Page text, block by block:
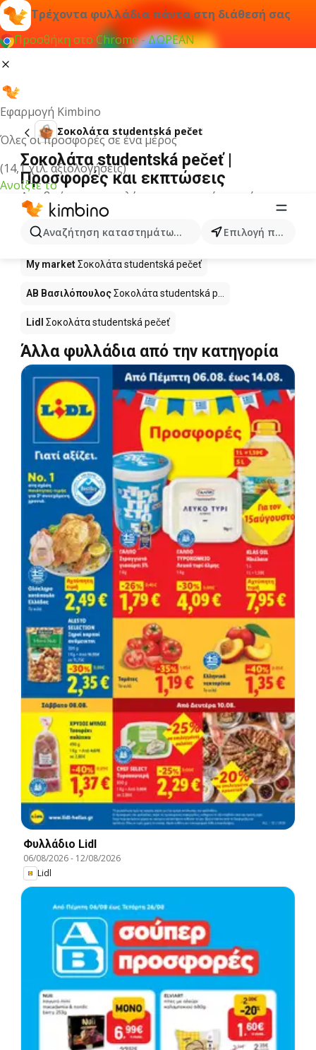
Τρέχοντα φυλλάδια πάντα στη διάθεσή σας
Προσθήκη στο Chrome - ΔΩΡΕΑΝ
Εφαρμογή Kimbino
Όλες οι προσφορές σε ένα μέρος
(14,1 χιλ. αξιολογήσεις)
Ανοίξτε το
Αναζήτηση καταστημάτων, κατηγοριών, προϊόντων...
Επιλογή πόλης
Σοκολάτα studentská pečeť
Σοκολάτα studentská pečeť |
Προσφορές και εκπτώσεις
Δεν βρήκαμε αποτελέσματα για αυτόν τον όρο.
Σοκολάτα studentská pečeť σε
προσφορά - Πού να αγοράσετε;
My marketΣοκολάτα studentská pečeť
ΑΒ ΒασιλόπουλοςΣοκολάτα studentská p...
Lidl Σοκολάτα studentská pečeť
Άλλα φυλλάδια από την κατηγορία
Φυλλάδιο Lidl
06/08/2026- 12/08/2026
Lidl